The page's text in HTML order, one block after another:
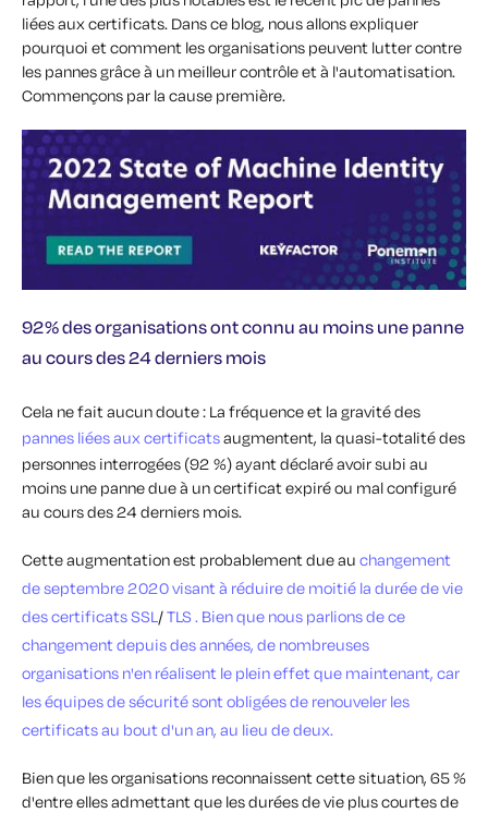
liées aux certificats. Dans ce blog, nous allons expliquer
pourquoi et comment les organisations peuvent lutter contre
les pannes grâce à un meilleur contrôle et à l'automatisation.
Commençons par la cause première.
92% des organisations ont connu au moins une panne
au cours des 24 derniers mois
Cela ne fait aucun doute : La fréquence et la gravité des
pannes liées aux certificatsaugmentent, la quasi-totalité des
personnes interrogées (92 %) ayant déclaré avoir subi au
moins une panne due à un certificat expiré ou mal configuré
au cours des 24 derniers mois.
Cette augmentation est probablement due au changement
de septembre 2020 visant à réduire de moitié la durée de vie
des certificats SSL /TLS . Bien que nous parlions de ce
changement depuis des années, de nombreuses
organisations n'en réalisent le plein effet que maintenant, car
les équipes de sécurité sont obligées de renouveler les
certificats au bout d'un an, au lieu de deux.
Bien que les organisations reconnaissent cette situation, 65 %
d'entre elles admettant que les durées de vie plus courtes de